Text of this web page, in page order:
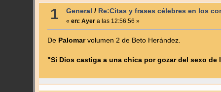
1 General / Re:Citas y frases célebres en los
« en: Ayera las 12:56:56 »
De Palomarvolumen 2 de Beto Herández.
"Si Dios castiga a una chica por gozar del sexo